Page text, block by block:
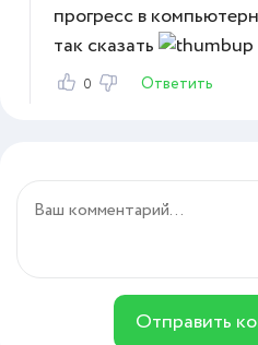
прогресс в
так сказать
0 Ответить
Отправить